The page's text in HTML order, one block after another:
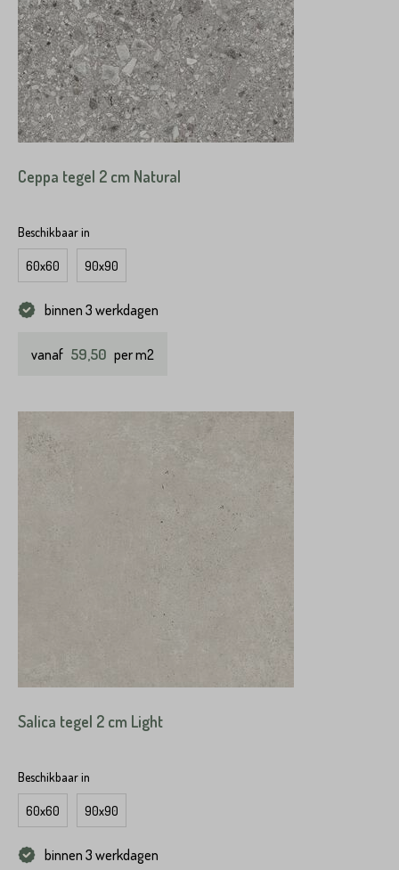
Ceppa tegel 2 cm Natural
Beschikbaar in
60x60 90x90
binnen 3 werkdagen
vanaf 59,50 per m2
Salica tegel 2 cm Light
Beschikbaar in
60x60 90x90
binnen 3 werkdagen